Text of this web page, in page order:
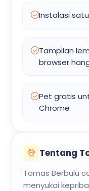
Instalasi
Tampilan
browser
Pet gratis
Chrome
Tentang
Tomas Berbulu
menyukai